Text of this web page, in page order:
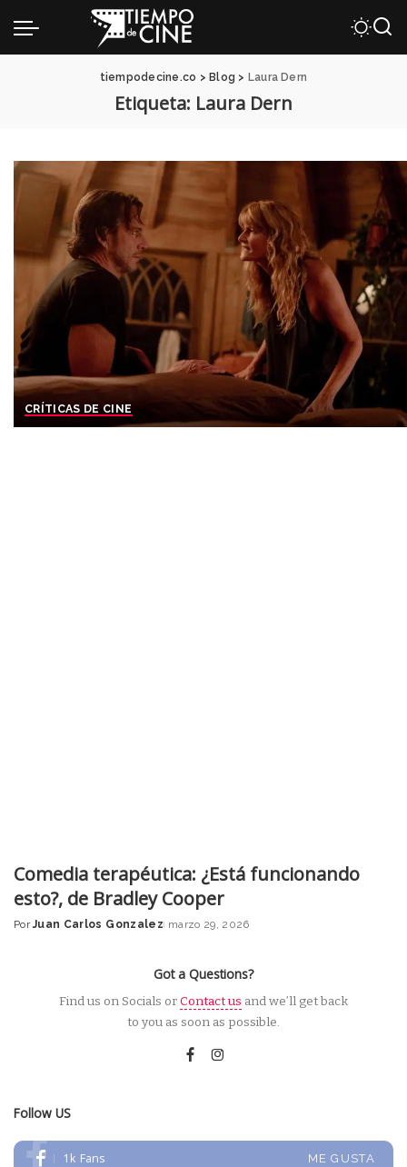
tiempodecine.co > Blog > Laura Dern
Etiqueta: Laura Dern
CRÍTICAS DE CINE
Comedia terapéutica: ¿Está funcionando
esto?, de Bradley Cooper
Posted
Por Juan Carlos Gonzalez marzo 29, 2026
Got a Questions?
Find us on Socials orContact us and we’ll get back
to you as soon as possible.
Follow US
1k Fans ME GUSTA